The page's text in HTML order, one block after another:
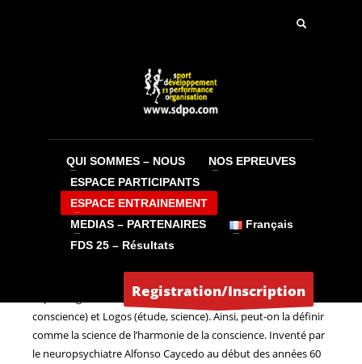
QUI SOMMES – NOUS
NOS EPREUVES
ESPACE PARTICIPANTS
ESPACE ENTRAINEMENT
MEDIAS – PARTENAIRES
Français
FDS 25 – Résultats
Registration/Inscription
LA SOPHROLOGIE DANS L’ENTRAINEMENT par
Olivier Bony
LUNDI, 16 MAI 2016 BYJEAN-CLAUDE
sophrologie est issu du grec Sos (harmonie), Phren (esprit,
conscience) et Logos (étude, science). Ainsi, peut-on la définir
comme la science de l’harmonie de la conscience. Inventé par
le neuropsychiatre Alfonso Caycedo au début des années 60